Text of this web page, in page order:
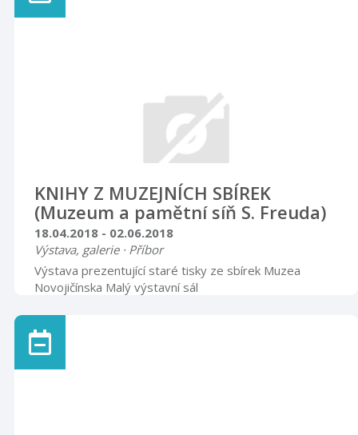
KNIHY Z MUZEJNÍCH SBÍREK
(Muzeum a pamětní síň S. Freuda)
18.04.2018 - 02.06.2018
Výstava, galerie · Příbor
Výstava prezentující staré tisky ze sbírek Muzea
Novojičínska Malý výstavní sál